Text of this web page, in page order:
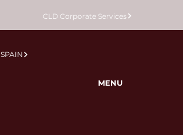
CLD Corporate Services
SPAIN
MENU